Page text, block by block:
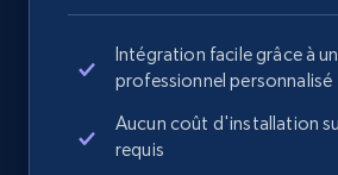
Home Depot US - Discover
specified UPC
URL, Domain, Country code,
Intégration facile grâce à
professionnel personnalisé
Aucun coût d'installation
requis